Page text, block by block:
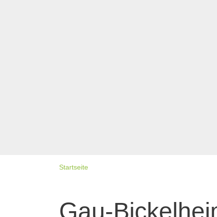
Startseite
Gau-